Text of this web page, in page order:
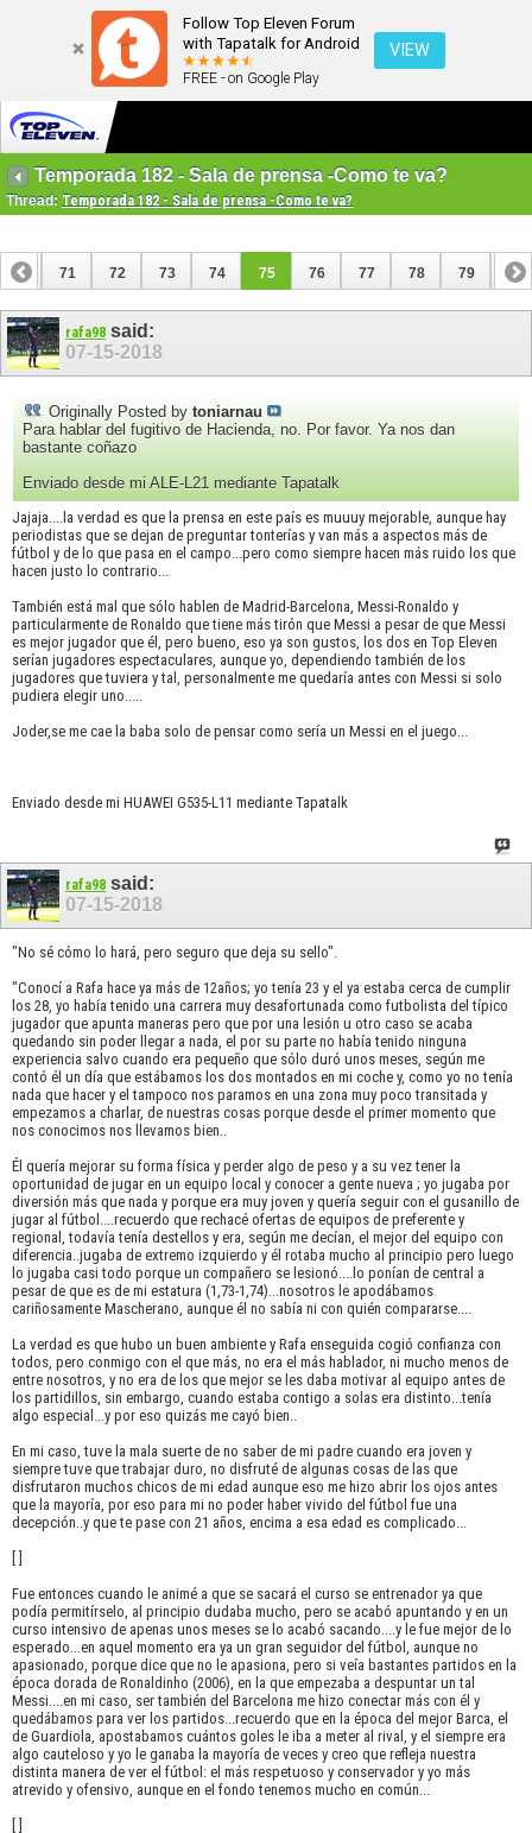
Follow Top Eleven Forum
with Tapatalk for Android
FREE - on Google Play
VIEW
Temporada 182 - Sala de prensa -Como te va?
Thread: Temporada 182 - Sala de prensa -Como te va?
70 71 72 73 74 75 76 77 78 79 80
90
rafa98 said:
07-15-2018
Originally Posted by toniarnau
Para hablar del fugitivo de Hacienda, no. Por favor. Ya nos dan
bastante coñazo
Enviado desde mi ALE-L21 mediante Tapatalk
Jajaja....la verdad es que la prensa en este país es muuuy mejorable, aunque hay
periodistas que se dejan de preguntar tonterías y van más a aspectos más de
fútbol y de lo que pasa en el campo...pero como siempre hacen más ruido los que
hacen justo lo contrario...
También está mal que sólo hablen de Madrid-Barcelona, Messi-Ronaldo y
particularmente de Ronaldo que tiene más tirón que Messi a pesar de que Messi
es mejor jugador que él, pero bueno, eso ya son gustos, los dos en Top Eleven
serían jugadores espectaculares, aunque yo, dependiendo también de los
jugadores que tuviera y tal, personalmente me quedaría antes con Messi si solo
pudiera elegir uno.....
Joder,se me cae la baba solo de pensar como sería un Messi en el juego...
Enviado desde mi HUAWEI G535-L11 mediante Tapatalk
rafa98 said:
07-15-2018
"No sé cómo lo hará, pero seguro que deja su sello".
"Conocí a Rafa hace ya más de 12años; yo tenía 23 y el ya estaba cerca de cumplir
los 28, yo había tenido una carrera muy desafortunada como futbolista del típico
jugador que apunta maneras pero que por una lesión u otro caso se acaba
quedando sin poder llegar a nada, el por su parte no había tenido ninguna
experiencia salvo cuando era pequeño que sólo duró unos meses, según me
contó él un día que estábamos los dos montados en mi coche y, como yo no tenía
nada que hacer y el tampoco nos paramos en una zona muy poco transitada y
empezamos a charlar, de nuestras cosas porque desde el primer momento que
nos conocimos nos llevamos bien..
Él quería mejorar su forma física y perder algo de peso y a su vez tener la
oportunidad de jugar en un equipo local y conocer a gente nueva ; yo jugaba por
diversión más que nada y porque era muy joven y quería seguir con el gusanillo de
jugar al fútbol....recuerdo que rechacé ofertas de equipos de preferente y
regional, todavía tenía destellos y era, según me decían, el mejor del equipo con
diferencia..jugaba de extremo izquierdo y él rotaba mucho al principio pero luego
lo jugaba casi todo porque un compañero se lesionó....lo ponían de central a
pesar de que es de mi estatura (1,73-1,74)...nosotros le apodábamos
cariñosamente Mascherano, aunque él no sabía ni con quién compararse....
La verdad es que hubo un buen ambiente y Rafa enseguida cogió confianza con
todos, pero conmigo con el que más, no era el más hablador, ni mucho menos de
entre nosotros, y no era de los que mejor se les daba motivar al equipo antes de
los partidillos, sin embargo, cuando estaba contigo a solas era distinto...tenía
algo especial...y por eso quizás me cayó bien..
En mi caso, tuve la mala suerte de no saber de mi padre cuando era joven y
siempre tuve que trabajar duro, no disfruté de algunas cosas de las que
disfrutaron muchos chicos de mi edad aunque eso me hizo abrir los ojos antes
que la mayoría, por eso para mi no poder haber vivido del fútbol fue una
decepción..y que te pase con 21 años, encima a esa edad es complicado...
Fue entonces cuando le animé a que se sacará el curso se entrenador ya que
podía permitírselo, al principio dudaba mucho, pero se acabó apuntando y en un
curso intensivo de apenas unos meses se lo acabó sacando....y le fue mejor de lo
esperado...en aquel momento era ya un gran seguidor del fútbol, aunque no
apasionado, porque dice que no le apasiona, pero si veía bastantes partidos en la
época dorada de Ronaldinho (2006), en la que empezaba a despuntar un tal
Messi....en mi caso, ser también del Barcelona me hizo conectar más con él y
quedábamos para ver los partidos...recuerdo que en la época del mejor Barca, el
de Guardiola, apostabamos cuántos goles le iba a meter al rival, y el siempre era
algo cauteloso y yo le ganaba la mayoría de veces y creo que refleja nuestra
distinta manera de ver el fútbol: el más respetuoso y conservador y yo más
atrevido y ofensivo, aunque en el fondo tenemos mucho en común...